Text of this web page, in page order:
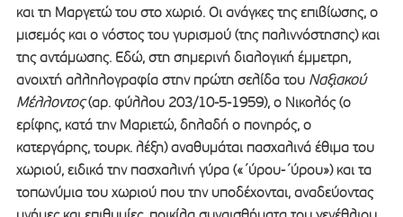
και τη Μαργετώ του στο χωριό. Οι ανάγκες της επιβίωσης, ο
μισεμός και ο νόστος του γυρισμού (της παλιννόστησης) και
της αντάμωσης. Εδώ, στη σημερινή διαλογική έμμετρη,
ανοιχτή αλληλογραφία στην πρώτη σελίδα του Ναξιακού
Μέλλοντος(αρ. φύλλου 203/10-5-1959), ο Νικολός (ο
ερίφης, κατά την Μαριετώ, δηλαδή ο πονηρός, ο
κατεργάρης, τουρκ. λέξη) αναθυμάται πασχαλινά έθιμα του
χωριού, ειδικά την πασχαλινή γύρα («΄ύρου-΄ύρου») και τα
τοπωνύμια του χωριού που την υποδέχονται, αναδεύοντας